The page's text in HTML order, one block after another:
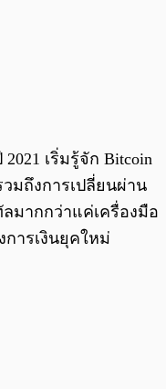
เริ่มรู้จัก Bitcoin
วมถึงการเปลี่ยนผ่าน
มากกว่าแค่เครื่องมือ
ารเงินยุคใหม่